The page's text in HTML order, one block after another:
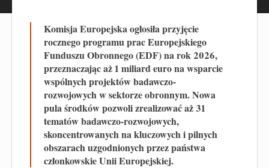
Komisja Europejska ogłosiła przyjęcie
rocznego programu prac Europejskiego
Funduszu Obronnego (EDF) na rok 2026,
przeznaczając aż 1 miliard euro na wsparcie
wspólnych projektów badawczo-
rozwojowych w sektorze obronnym. Nowa
pula środków pozwoli zrealizować aż 31
tematów badawczo-rozwojowych,
skoncentrowanych na kluczowych i pilnych
obszarach uzgodnionych przez państwa
członkowskie Unii Europejskiej.